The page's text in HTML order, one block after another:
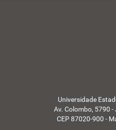
Universidade
Av. Colombo, 5790
CEP 87020-900 -